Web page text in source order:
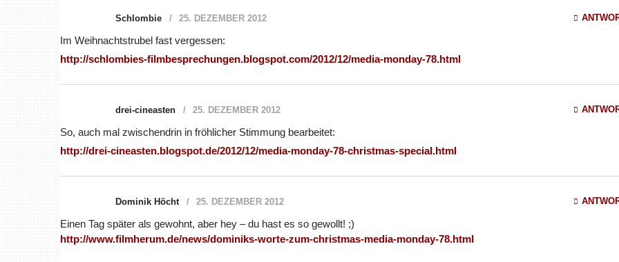
Schlombie 25. DEZEMBER 2012
Im Weihnachtstrubel fast vergessen:
http://schlombies-filmbesprechungen.blogspot.com/2012/12/media-monday-78.html
drei-cineasten 25. DEZEMBER 2012
So, auch mal zwischendrin in fröhlicher Stimmung bearbeitet:
http://drei-cineasten.blogspot.de/2012/12/media-monday-78-christmas-special.html
Dominik Höcht 25. DEZEMBER 2012
Einen Tag später als gewohnt, aber hey – du hast es so gewollt! ;)
http://www.filmherum.de/news/dominiks-worte-zum-christmas-media-monday-78.html